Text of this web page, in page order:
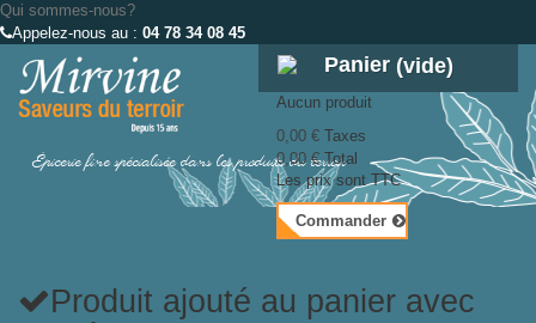
Qui sommes-nous?
Appelez-nous au : 04 78 34 08 45
Épicerie fine spécialisée dans les produits du terroir
Panier (vide)
Aucun produit
0,00 € Taxes
0,00 € Total
Les prix sont TTC
Commander
Produit ajouté au panier avec